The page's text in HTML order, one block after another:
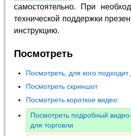
самостоятельно. При
технической поддержки
инструкцию.
Посмотреть
Посмотреть, для кого
Посмотреть скриншот
Посмотреть короткое видео
Посмотреть подробный
для торговли